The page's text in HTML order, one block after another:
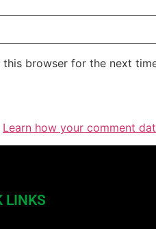
browser for the next
Learn how your comment
LINKS